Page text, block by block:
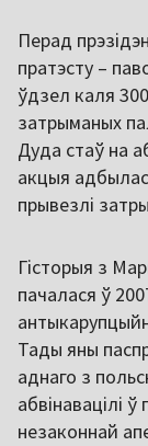
Перад
пратэсту –
ўдзел каля
затрыманых
Дуда стаў на
акцыя
прывезлі
Гісторыя з
пачалася ў
Тады яны
аднаго з
абвінавацілі
незаконнай